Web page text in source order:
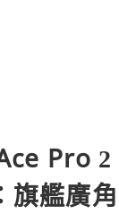
Pro 2
旗艦廣